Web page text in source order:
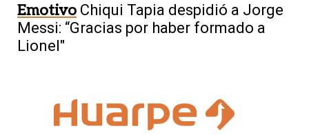
Emotivo Chiqui Tapia despidió a Jorge
Messi: “Gracias por haber formado a
Lionel"